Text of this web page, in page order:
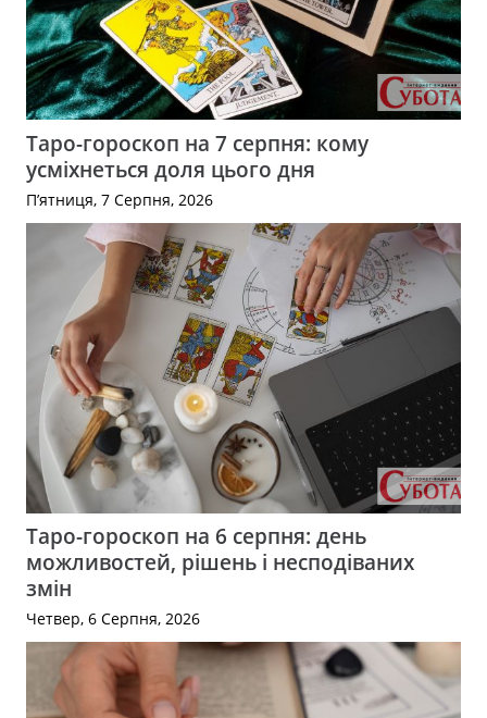
Таро-гороскоп на 7 серпня: кому
усміхнеться доля цього дня
П’ятниця, 7 Серпня, 2026
Таро-гороскоп на 6 серпня: день
можливостей, рішень і несподіваних
змін
Четвер, 6 Серпня, 2026